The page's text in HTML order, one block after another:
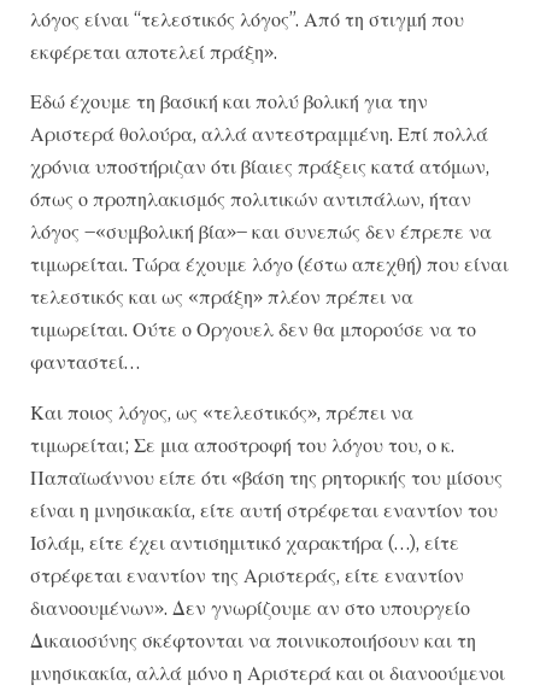
λόγος είναι “τελεστικός λόγος”. Από τη στιγμή που
εκφέρεται αποτελεί πράξη».
Εδώ έχουμε τη βασική και πολύ βολική για την
Αριστερά θολούρα, αλλά αντεστραμμένη. Επί πολλά
χρόνια υποστήριζαν ότι βίαιες πράξεις κατά ατόμων,
όπως ο προπηλακισμός πολιτικών αντιπάλων, ήταν
λόγος –«συμβολική βία»– και συνεπώς δεν έπρεπε να
τιμωρείται. Τώρα έχουμε λόγο (έστω απεχθή) που είναι
τελεστικός και ως «πράξη» πλέον πρέπει να
τιμωρείται. Ούτε ο Οργουελ δεν θα μπορούσε να το
φανταστεί…
Και ποιος λόγος, ως «τελεστικός», πρέπει να
τιμωρείται; Σε μια αποστροφή του λόγου του, ο κ.
Παπαϊωάννου είπε ότι «βάση της ρητορικής του μίσους
είναι η μνησικακία, είτε αυτή στρέφεται εναντίον του
Ισλάμ, είτε έχει αντισημιτικό χαρακτήρα (…), είτε
στρέφεται εναντίον της Αριστεράς, είτε εναντίον
διανοουμένων». Δεν γνωρίζουμε αν στο υπουργείο
Δικαιοσύνης σκέφτονται να ποινικοποιήσουν και τη
μνησικακία, αλλά μόνο η Αριστερά και οι διανοούμενοι